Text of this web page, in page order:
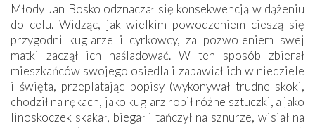
Młody Jan Bosko odznaczał się konsekwencją w dążeniu
do celu. Widząc, jak wielkim powodzeniem cieszą się
przygodni kuglarze i cyrkowcy, za pozwoleniem swej
matki zaczął ich naśladować. W ten sposób zbierał
mieszkańców swojego osiedla i zabawiał ich w niedziele
i święta, przeplatając popisy (wykonywał trudne skoki,
chodził na rękach, jako kuglarz robił różne sztuczki, a jako
linoskoczek skakał, biegał i tańczył na sznurze, wisiał na